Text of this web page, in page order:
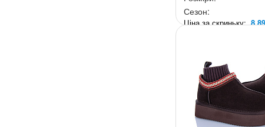
Сезон:
Ціна за скриньку:8